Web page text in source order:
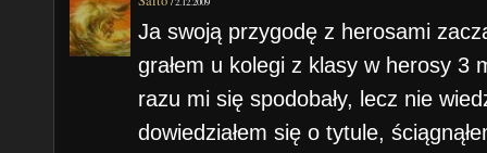
Ja swoją przygodę z herosami
grałem u kolegi z klasy w herosy 3
razu mi się spodobały, lecz nie
dowiedziałem się o tytule,